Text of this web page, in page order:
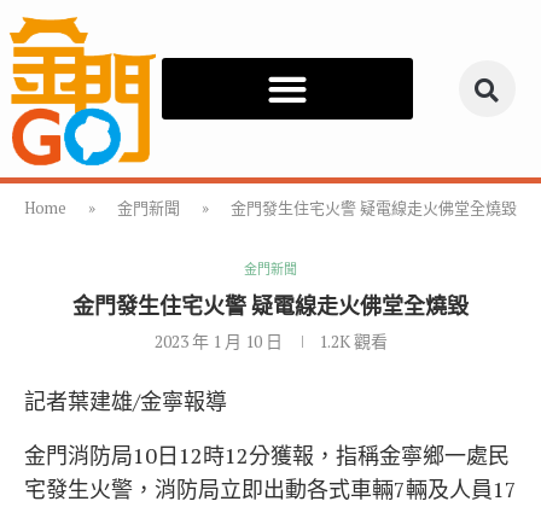
Home » 金門新聞 » 金門發生住宅火警 疑電線走火佛堂全燒毀
金門新聞
金門發生住宅火警 疑電線走火佛堂全燒毀
2023 年 1 月 10 日 1.2K觀看
記者葉建雄/金寧報導
金門消防局10日12時12分獲報，指稱金寧鄉一處民
宅發生火警，消防局立即出動各式車輛7輛及人員17